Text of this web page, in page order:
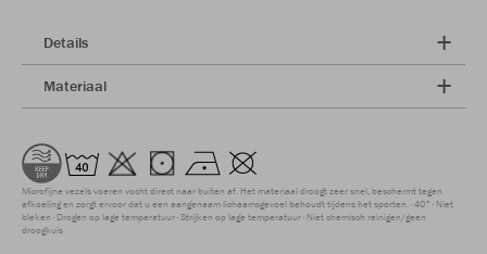
Details
Materiaal
Microfijne vezels voeren vocht direct naar buiten af. Het materiaal droogt zeer snel, beschermt tegen
afkoeling en zorgt ervoor dat u een aangenaam lichaamsgevoel behoudt tijdens het sporten. 40° Niet
bleken Drogen op lage temperatuur Strijken op lage temperatuur Niet chemisch reinigen/geen
droogkuis